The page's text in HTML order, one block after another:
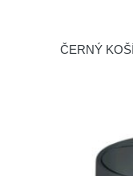
ČERNÝ